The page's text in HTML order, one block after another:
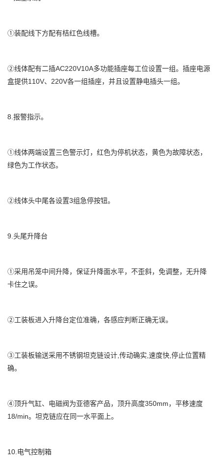
①装配线下方配有桔红色线槽。
②线体配有二插AC220V10A多功能插座每工位设置一组。插座电源
盒提供110V、220V各一组插座，并且设置静电插头一组。
8.报警指示。
①线体两端设置三色警示灯，红色为停机状态，黄色为故障状态，
绿色为工作状态。
②线体头中尾各设置3组急停按钮。
9.头尾升降台
①采用吊笼中间升降，保证升降面水平，不歪斜，免调整，无升降
卡住之误。
②工装板进入升降台定位准确，各感应判断正确无误。
③工装板输送采用不锈钢坦克链设计,传动确实,速度快,停止位置精
确。
④顶升气缸、电磁阀为亚德客产品，顶升高度350mm，平移速度
18/min。坦克链应在同一水平面上。
10.电气控制箱